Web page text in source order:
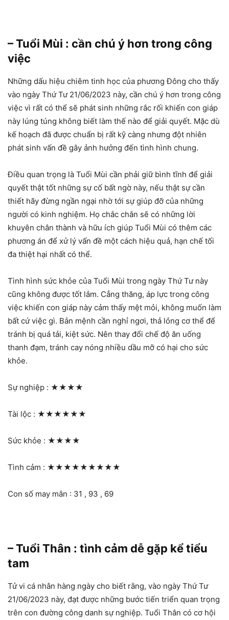
– Tuổi Mùi : cần chú ý hơn trong công
việc
Những dấu hiệu chiêm tinh học của phương Đông cho thấy
vào ngày Thứ Tư 21/06/2023 này, cần chú ý hơn trong công
việc vì rất có thể sẽ phát sinh những rắc rối khiến con giáp
này lúng túng không biết làm thế nào để giải quyết. Mặc dù
kế hoạch đã được chuẩn bị rất kỹ càng nhưng đột nhiên
phát sinh vấn đề gây ảnh hưởng đến tình hình chung.
Điều quan trọng là Tuổi Mùi cần phải giữ bình tĩnh để giải
quyết thật tốt những sự cố bất ngờ này, nếu thật sự cần
thiết hãy đừng ngần ngại nhờ tới sự giúp đỡ của những
người có kinh nghiệm. Họ chắc chắn sẽ có những lời
khuyên chân thành và hữu ích giúp Tuổi Mùi có thêm các
phương án để xử lý vấn đề một cách hiệu quả, hạn chế tối
đa thiệt hại nhất có thể.
Tình hình sức khỏe của Tuổi Mùi trong ngày Thứ Tư này
cũng không được tốt lắm. Cẳng thăng, áp lực trong công
việc khiến con giáp này cảm thấy mệt mỏi, không muốn làm
bất cứ việc gì. Bản mệnh cần nghỉ ngơi, thả lỏng cơ thể để
tránh bị quá tải, kiệt sức. Nên thay đổi chế độ ăn uống
thanh đạm, tránh cay nóng nhiều dầu mỡ có hại cho sức
khỏe.
Sự nghiệp : ★★★★
Tài lộc : ★★★★★★
Sức khỏe : ★★★★
Tình cảm : ★★★★★★★★★
Con số may mắn : 31 , 93 , 69
– Tuổi Thân : tình cảm dễ gặp kể tiểu
tam
Tử vi cá nhân hàng ngày cho biết rằng, vào ngày Thứ Tư
21/06/2023 này, đạt được những bước tiến triển quan trọng
trên con đường công danh sự nghiệp. Tuổi Thân có cơ hội